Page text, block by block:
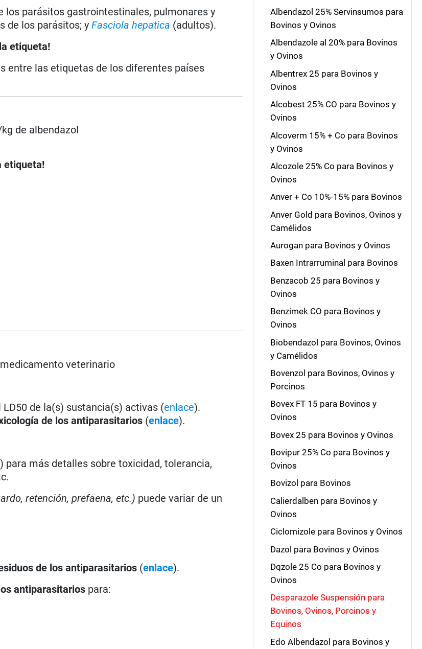
parásitos gastrointestinales, pulmonares y
de los parásitos; yFasciola hepatica (adultos).
etiqueta!
entre las etiquetas de los diferentes países
de albendazol
etiqueta!
veterinario
de la(s) sustancia(s) activas (enlace).
de los antiparasitarios (enlace).
) para más detalles sobre toxicidad, tolerancia,
retención, prefaena, etc.) puede variar de un
de los antiparasitarios (enlace).
antiparasitarios para:
Albendazol 25% Servinsumos para
Bovinos y Ovinos
Albendazole al 20% para Bovinos
y Ovinos
Albentrex 25 para Bovinos y
Ovinos
Alcobest 25% CO para Bovinos y
Ovinos
Alcoverm 15% + Co para Bovinos
y Ovinos
Alcozole 25% Co para Bovinos y
Ovinos
Anver + Co 10%-15% para Bovinos
Anver Gold para Bovinos, Ovinos y
Camélidos
Aurogan para Bovinos y Ovinos
Baxen Intrarruminal para Bovinos
Benzacob 25 para Bovinos y
Ovinos
Benzimek CO para Bovinos y
Ovinos
Biobendazol para Bovinos, Ovinos
y Camélidos
Bovenzol para Bovinos, Ovinos y
Porcinos
Bovex FT 15 para Bovinos y
Ovinos
Bovex 25 para Bovinos y Ovinos
Bovipur 25% Co para Bovinos y
Ovinos
Bovizol para Bovinos
Calierdalben para Bovinos y
Ovinos
Ciclomizole para Bovinos y Ovinos
Dazol para Bovinos y Ovinos
Dqzole 25 Co para Bovinos y
Ovinos
Desparazole Suspensión para
Bovinos, Ovinos, Porcinos y
Equinos
Edo Albendazol para Bovinos y